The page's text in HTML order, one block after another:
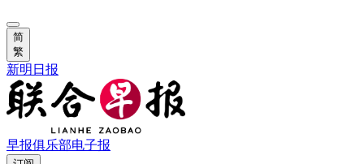
简
繁
新明日报
早报俱乐部电子报